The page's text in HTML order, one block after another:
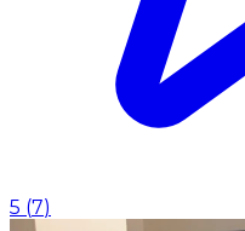
5 (7)